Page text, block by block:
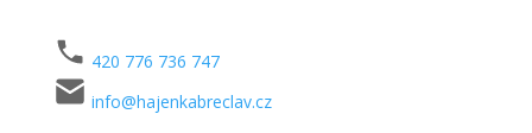
420 776 736 747
info@hajenkabreclav.cz